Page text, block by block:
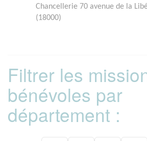
Chancellerie 70 avenue de la
(18000)
Filtrer les
bénévoles par
département :